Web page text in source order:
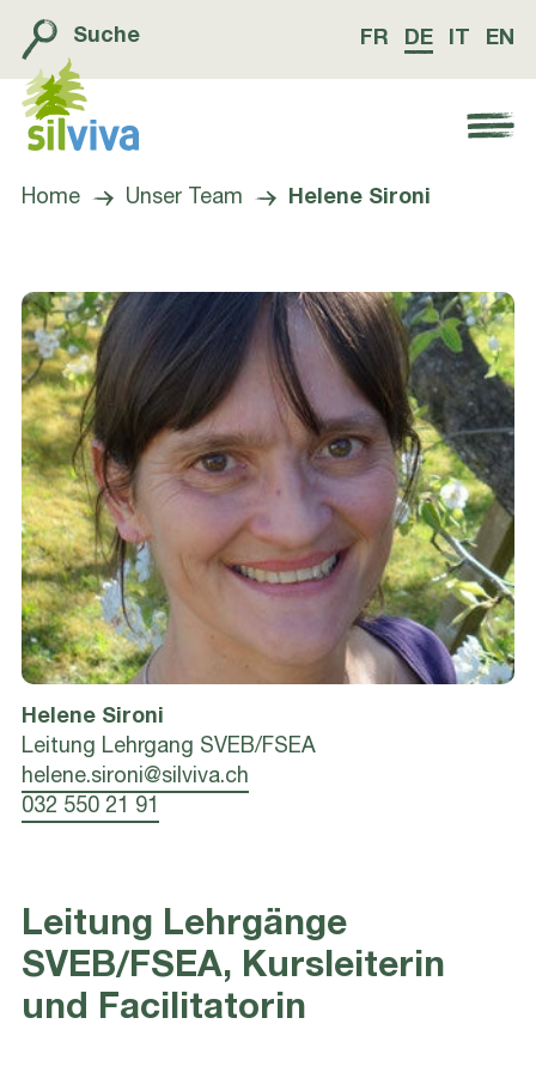
Suche FR DE EN
Navigation öffnen bzw. schliessen
Home Unser Team Helene Sironi
Helene Sironi
Leitung Lehrgang SVEB/FSEA
helene.sironi@silviva.ch
032 550 21 91
Leitung Lehrgänge
SVEB/FSEA, Kursleiterin
und Facilitatorin